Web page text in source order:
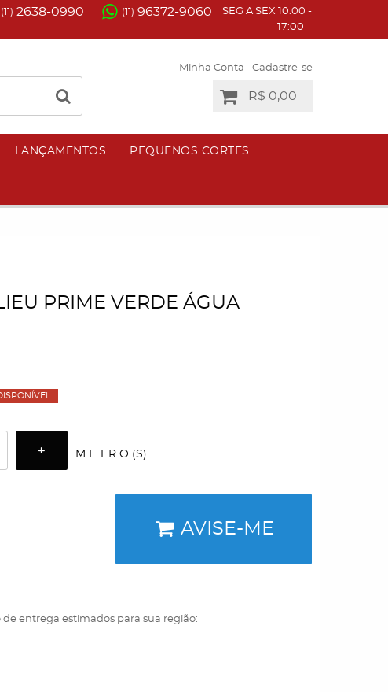
(11) 2638-0990 (11) 96372-9060
SEG A SEX 10:00 -
17:00
Minha Conta Cadastre-se
R$ 0,00
LANÇAMENTOS PEQUENOS CORTES
PRIME VERDE ÁGUA
M E T R O (S)
AVISE-ME
entrega estimados para sua região: